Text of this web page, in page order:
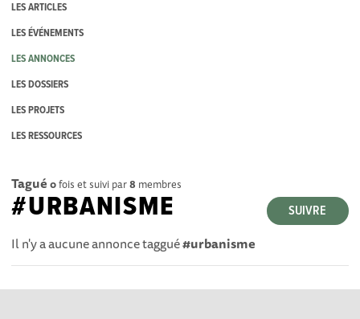
LES ARTICLES
LES ÉVÉNEMENTS
LES ANNONCES
LES DOSSIERS
LES PROJETS
LES RESSOURCES
Tagué 0fois et suivi par8 membres
SUIVRE
#URBANISME
Il n'y a aucune annonce taggué#urbanisme